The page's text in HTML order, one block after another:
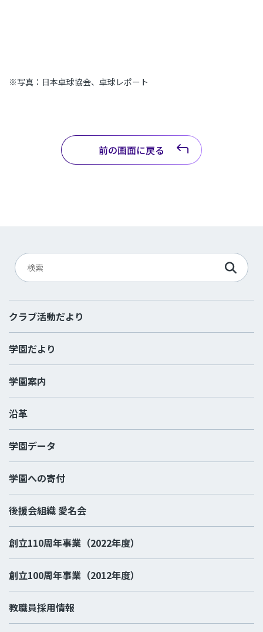
※写真：日本卓球協会、卓球レポート
前の画面に戻る
クラブ活動だより
学園だより
学園案内
沿革
学園データ
学園への寄付
後援会組織 愛名会
創立110周年事業（2022年度）
創立100周年事業（2012年度）
教職員採用情報